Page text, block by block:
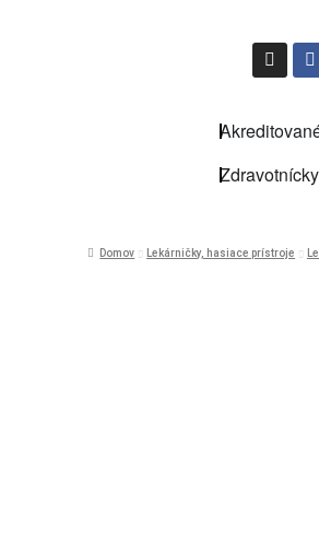
Domov Lekárničky, hasiace prístroje